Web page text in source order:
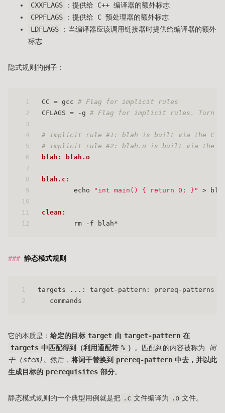
CXXFLAGS
：提供给 C++ 编译器的额外标志
CPPFLAGS
：提供给 C 预处理器的额外标志
LDFLAGS
：当编译器应该调用链接器时提供给编译器的额外
标志
隐式规则的例子：
1
2
3
4
5
6
7
8
9
10
11
12
CC = gcc # Flag for implicit rules
CFLAGS = -g # Flag for implicit rules. Turn
# Implicit rule #1: blah is built via the C
# Implicit rule #2: blah.o is built via the C
blah: blah.o
blah.c:
	echo
"int main() { return 0; }" >
clean:
	rm -f blah*
静态模式规则
1
2
targets ...: target-pattern: prereq-patterns
   commands
它的本质是： 给定的目标 target 由 target-pattern 在
targets 中匹配得到（利用通配符 % ） 。匹配到的内容被称为 词
干 (stem) 。然后， 将词干替换到 prereq-pattern 中去，并以此
生成目标的 prerequisites 部分。
静态模式规则的一个典型用例就是把 .c 文件编译为 .o 文件。